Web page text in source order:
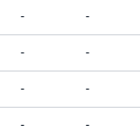
- -
- -
- -
- -